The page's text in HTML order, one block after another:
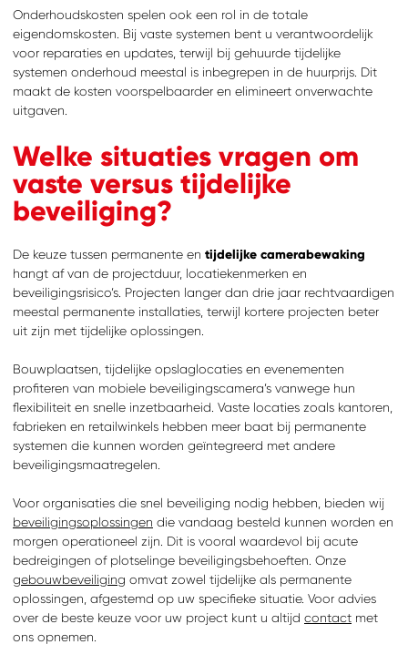
ZOEKEN
Waar ben je naar opzoek?
Onderhoudskosten spelen ook een rol in de totale
eigendomskosten. Bij vaste systemen bent u verantwoordelijk
voor reparaties en updates, terwijl bij gehuurde tijdelijke
systemen onderhoud meestal is inbegrepen in de huurprijs. Dit
maakt de kosten voorspelbaarder en elimineert onverwachte
uitgaven.
Welke situaties vragen om
vaste versus tijdelijke
beveiliging?
De keuze tussen permanente en tijdelijke camerabewaking
hangt af van de projectduur, locatiekenmerken en
beveiligingsrisico’s. Projecten langer dan drie jaar rechtvaardigen
meestal permanente installaties, terwijl kortere projecten beter
uit zijn met tijdelijke oplossingen.
Bouwplaatsen, tijdelijke opslaglocaties en evenementen
profiteren van mobiele beveiligingscamera’s vanwege hun
flexibiliteit en snelle inzetbaarheid. Vaste locaties zoals kantoren,
fabrieken en retailwinkels hebben meer baat bij permanente
systemen die kunnen worden geïntegreerd met andere
beveiligingsmaatregelen.
Voor organisaties die snel beveiliging nodig hebben, bieden wij
beveiligingsoplossingen die vandaag besteld kunnen worden en
morgen operationeel zijn. Dit is vooral waardevol bij acute
bedreigingen of plotselinge beveiligingsbehoeften. Onze
gebouwbeveiliging omvat zowel tijdelijke als permanente
oplossingen, afgestemd op uw specifieke situatie. Voor advies
over de beste keuze voor uw project kunt u altijd contact met
ons opnemen.